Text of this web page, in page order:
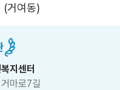
(거여동)
지센터
마로7길